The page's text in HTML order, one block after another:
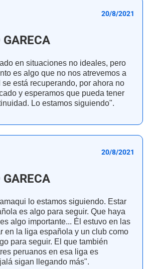
20/8/2021
GARECA
en situaciones no ideales, pero
es algo que no nos atrevemos a
está recuperando, por ahora no
y esperamos que pueda tener
Lo estamos siguiendo".
20/8/2021
GARECA
lo estamos siguiendo. Estar
es algo para seguir. Que haya
algo importante... Él estuvo en las
en la liga española y un club como
para seguir. El que también
peruanos en esa liga es
sigan llegando más".